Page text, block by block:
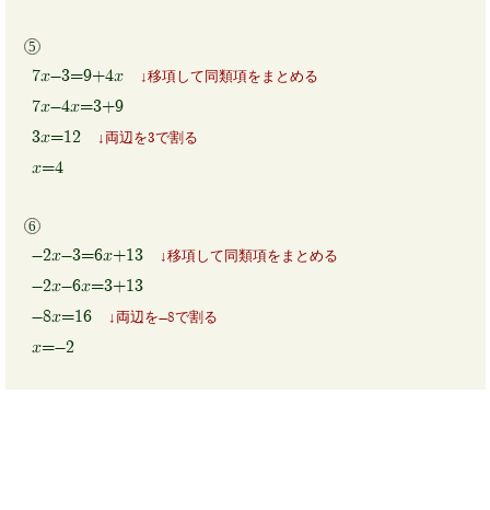
7x-3=9+4x 移項して同類項をまとめる
7x-4x=3+9
3x=12
両辺を3で割る
x=4
-2x-3=6x+13 移項して同類項をまとめる
-2x-6x=3+13
-8x=16
両辺を-8で割る
x=-2